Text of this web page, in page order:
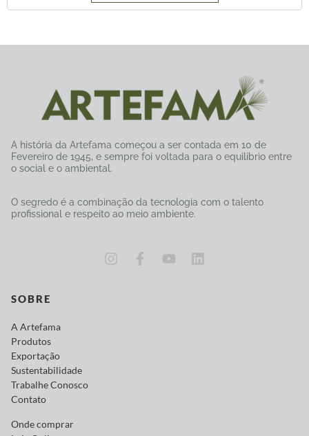
A história da Artefama começou a ser contada em 10 de
Fevereiro de 1945, e sempre foi voltada para o equilíbrio entre
o social e o ambiental.
O segredo é a combinação da tecnologia com o talento
profissional e respeito ao meio ambiente.
SOBRE
A Artefama
Produtos
Exportação
Sustentabilidade
Trabalhe Conosco
Contato
Onde comprar